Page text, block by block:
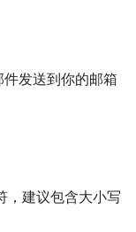
件发送到你的邮箱
，建议包含大小写